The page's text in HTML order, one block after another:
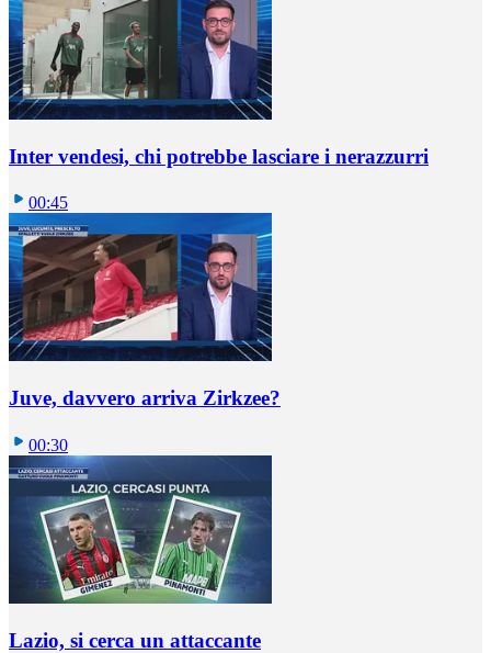
Inter vendesi, chi potrebbe lasciare i nerazzurri
00:45
Juve, davvero arriva Zirkzee?
00:30
Lazio, si cerca un attaccante